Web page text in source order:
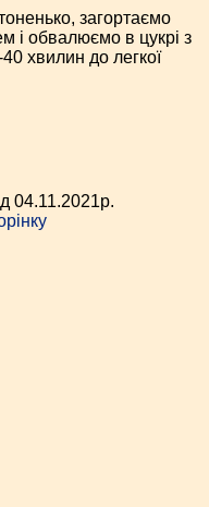
загортаємо
і обвалюємо в цукрі з
хвилин до легкої
04.11.2021p.